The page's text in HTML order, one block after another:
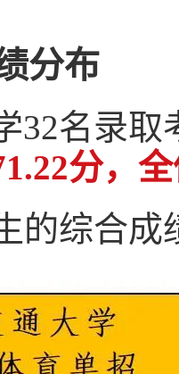
分布
32名录取
分，
的综合成